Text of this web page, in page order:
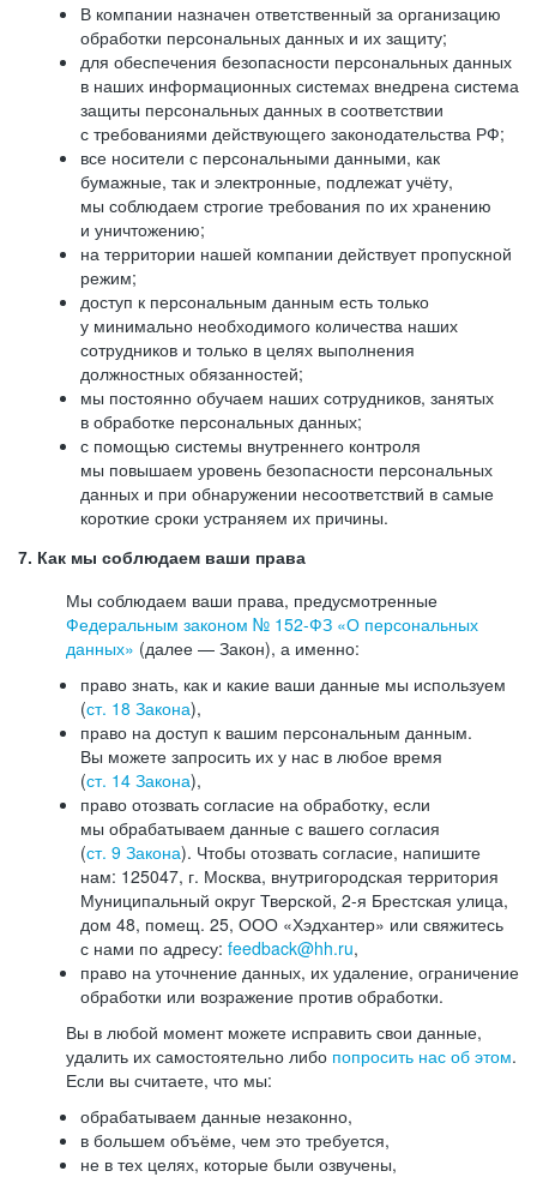
В компании назначен ответственный за организацию
обработки персональных данных и их защиту;
для обеспечения безопасности персональных данных
в наших информационных системах внедрена система
защиты персональных данных в соответствии
с требованиями действующего законодательства РФ;
все носители с персональными данными, как
бумажные, так и электронные, подлежат учёту,
мы соблюдаем строгие требования по их хранению
и уничтожению;
на территории нашей компании действует пропускной
режим;
доступ к персональным данным есть только
у минимально необходимого количества наших
сотрудников и только в целях выполнения
должностных обязанностей;
мы постоянно обучаем наших сотрудников, занятых
в обработке персональных данных;
с помощью системы внутреннего контроля
мы повышаем уровень безопасности персональных
данных и при обнаружении несоответствий в самые
короткие сроки устраняем их причины.
7. Как мы соблюдаем ваши права
Мы соблюдаем ваши права, предусмотренные
Федеральным законом № 152-ФЗ «О персональных
данных» (далее — Закон), а именно:
право знать, как и какие ваши данные мы используем
(ст. 18 Закона),
право на доступ к вашим персональным данным.
Вы можете запросить их у нас в любое время
(ст. 14 Закона),
право отозвать согласие на обработку, если
мы обрабатываем данные с вашего согласия
(ст. 9 Закона). Чтобы отозвать согласие, напишите
нам: 125047, г. Москва, внутригородская территория
Муниципальный округ Тверской, 2-я Брестская улица,
дом 48, помещ. 25, ООО «Хэдхантер» или свяжитесь
с нами по адресу: feedback@hh.ru,
право на уточнение данных, их удаление, ограничение
обработки или возражение против обработки.
Вы в любой момент можете исправить свои данные,
удалить их самостоятельно либо попросить нас об этом.
Если вы считаете, что мы:
обрабатываем данные незаконно,
в большем объёме, чем это требуется,
не в тех целях, которые были озвучены,